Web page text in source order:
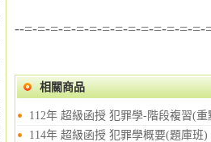
--=-=-=-=-=-=-=-=-=-=-=-=-=-
相關商品
112年 超級函授 犯罪學-階段複習(
114年 超級函授 犯罪學概要(題庫班